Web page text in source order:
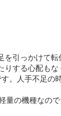
引っかけて転
する心配もな
。人手不足の
量の機種なの